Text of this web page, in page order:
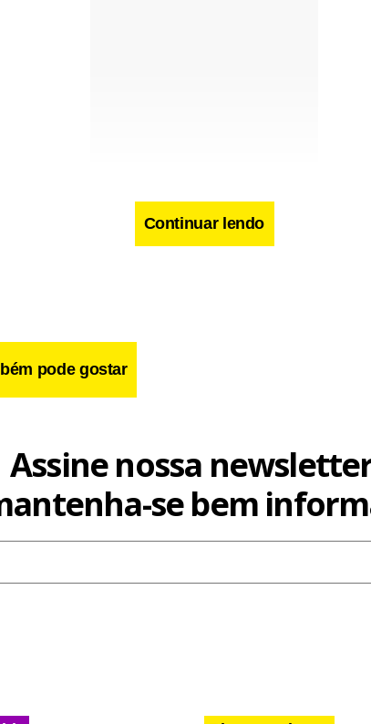
TwitterTelegram
Share
Continuar lendo
pode gostar
Assine nossa
se bem